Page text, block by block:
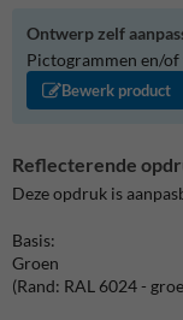
Ontwerp zelf
Pictogrammen en/of
Bewerk product
Reflecterende
Deze opdruk is
Basis:
Groen
(Rand: RAL 6024 -